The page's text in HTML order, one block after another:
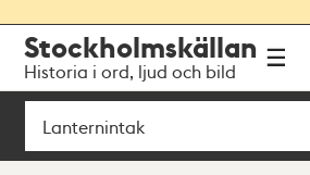
navigationen
huvudinnehållet
Stockholmskällan
Historia i ord, ljud och bild
Sök